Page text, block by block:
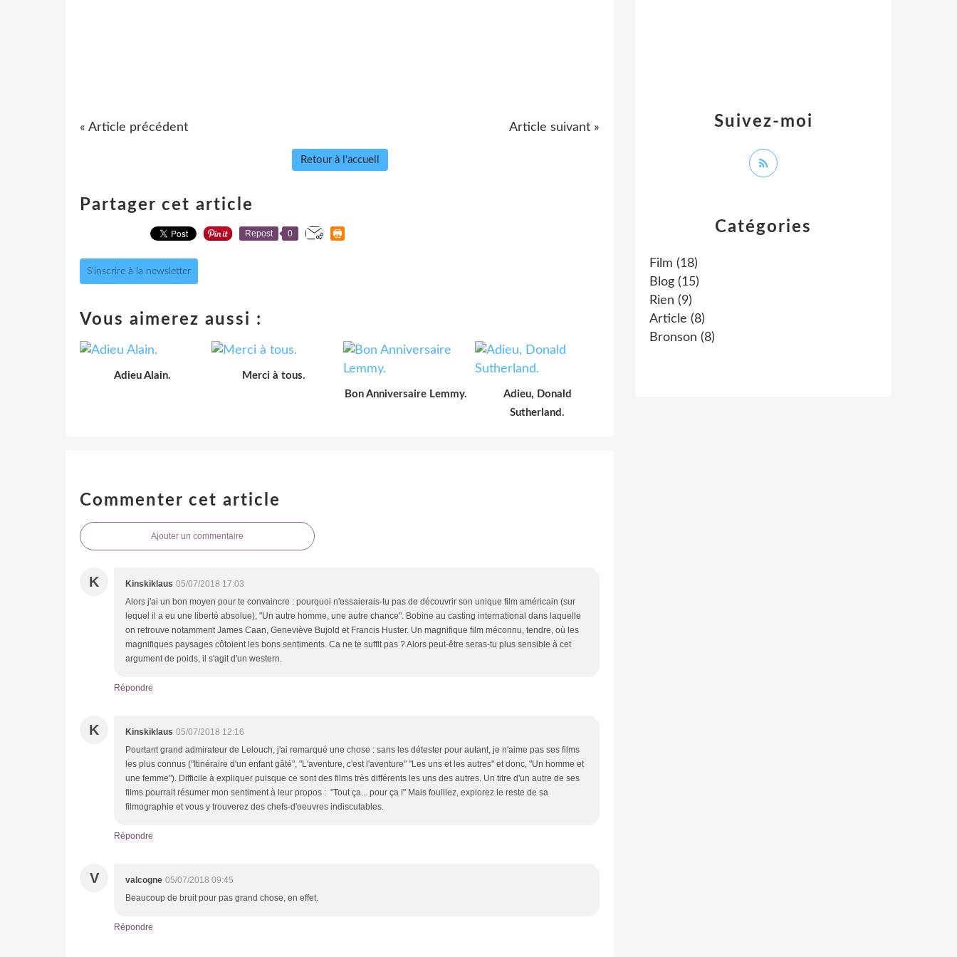
« Article précédent Article suivant »
Retour à l'accueil
Partager cet article
Repost 0
S'inscrire à la newsletter
Vous aimerez aussi :
Adieu Alain.
Merci à tous.
Bon Anniversaire Lemmy.
Adieu, Donald
Sutherland.
Commenter cet article
Ajouter un commentaire
K Kinskiklaus 05/07/2018 17:03
Alors j'ai un bon moyen pour te convaincre : pourquoi n'essaierais-tu pas de découvrir son unique film américain (sur
lequel il a eu une liberté absolue), "Un autre homme, une autre chance". Bobine au casting international dans laquelle
on retrouve notamment James Caan, Geneviève Bujold et Francis Huster. Un magnifique film méconnu, tendre, où les
magnifiques paysages côtoient les bons sentiments. Ca ne te suffit pas ? Alors peut-être seras-tu plus sensible à cet
argument de poids, il s'agit d'un western.
Répondre
K Kinskiklaus 05/07/2018 12:16
Pourtant grand admirateur de Lelouch, j'ai remarqué une chose : sans les détester pour autant, je n'aime pas ses films
les plus connus ("Itinéraire d'un enfant gâté", "L'aventure, c'est l'aventure" "Les uns et les autres" et donc, "Un homme et
une femme"). Difficile à expliquer puisque ce sont des films très différents les uns des autres. Un titre d'un autre de ses
films pourrait résumer mon sentiment à leur propos : "Tout ça... pour ça !" Mais fouillez, explorez le reste de sa
filmographie et vous y trouverez des chefs-d'oeuvres indiscutables.
Répondre
V valcogne 05/07/2018 09:45
Beaucoup de bruit pour pas grand chose, en effet.
Répondre
Catégories
Film (18)
Blog (15)
Rien (9)
Article (8)
Bronson (8)
Suivez-moi